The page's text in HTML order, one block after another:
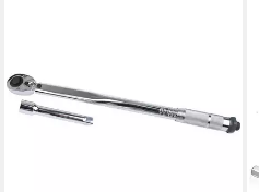
Drehmomentschlüssel-Satz
(183-A) I M 183, mit
Umschaltknarre